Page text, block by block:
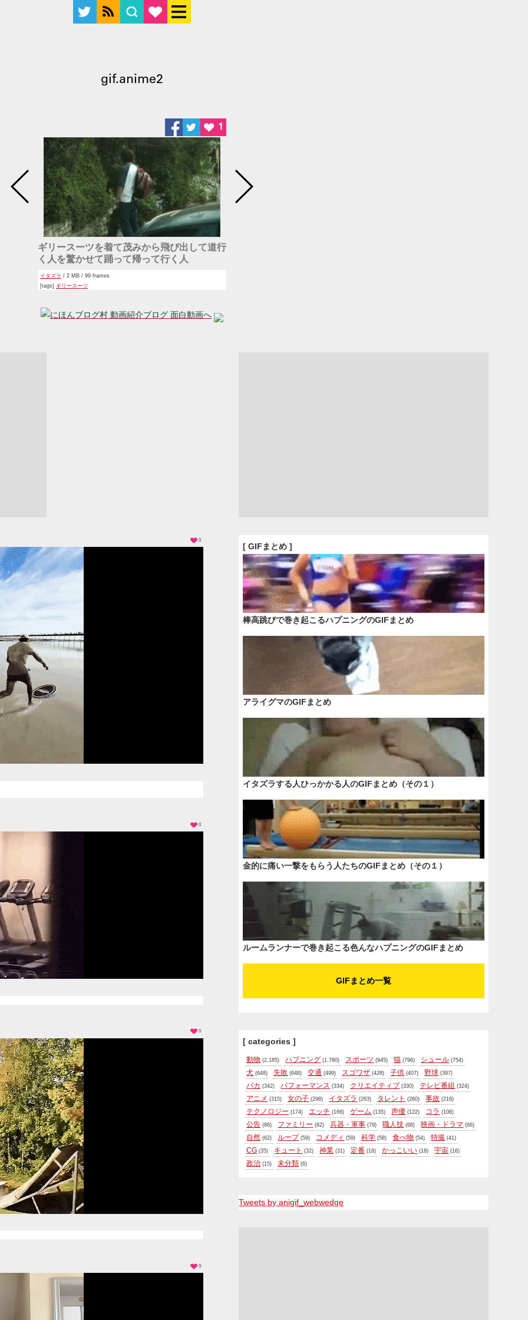
gif.anime2
ギリースーツを着て茂みから飛び出して道行
く人を驚かせて踊って帰って行く人
イタズラ / 2 MB / 99 frames
[tags] ギリースーツ
1
0
0
0
0
[ GIFまとめ ]
棒高跳びで巻き起こるハプニングのGIFまとめ
アライグマのGIFまとめ
イタズラする人ひっかかる人のGIFまとめ（その１）
金的に痛い一撃をもらう人たちのGIFまとめ（その１）
ルームランナーで巻き起こる色んなハプニングのGIFまとめ
GIFまとめ一覧
[ categories ]
動物 (2,185) ハプニング (1,780) スポーツ (945) 猫 (796) シュール (754)
犬 (648) 失敗 (648) 交通 (499) スゴワザ (428) 子供 (407) 野球 (397)
バカ (342) パフォーマンス (334) クリエイティブ (330) テレビ番組 (324)
アニメ (315) 女の子 (298) イタズラ (263) タレント (260) 事故 (216)
テクノロジー (174) エッチ (166) ゲーム (135) 声優 (122) コラ (106)
公告 (86) ファミリー (82) 兵器・軍事 (79) 職人技 (68) 映画・ドラマ (66)
自然 (62) ループ (59) コメディ (59) 科学 (58) 食べ物 (54) 特撮 (41)
CG (35) キュート (32) 神業 (31) 定番 (18) かっこいい (18) 宇宙 (16)
政治 (15) 未分類 (6)
Tweets by anigif_webwedge